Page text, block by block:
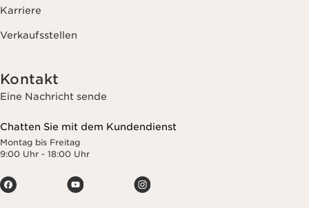
Karriere
Verkaufsstellen
Kontakt
Eine Nachricht sende
Chatten Sie mit dem Kundendienst
Montag bis Freitag
9:00 Uhr - 18:00 Uhr